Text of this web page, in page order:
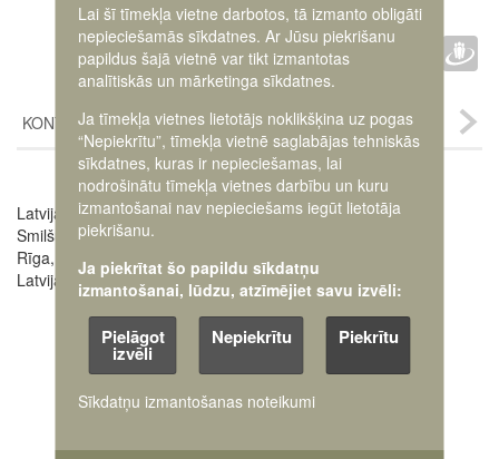
IETEIKT :
KONTAKTI
Latvijas Kara muzejs
Smilšu iela 20
Rīga, LV-1050,
Latvija
Image
Lai šī tīmekļa vietne darbotos, tā izmanto obligāti
nepieciešamās sīkdatnes. Ar Jūsu piekrišanu
papildus šajā vietnē var tikt izmantotas
analītiskās un mārketinga sīkdatnes.
Ja tīmekļa vietnes lietotājs noklikšķina uz pogas
“Nepiekrītu”, tīmekļa vietnē saglabājas tehniskās
sīkdatnes, kuras ir nepieciešamas, lai
nodrošinātu tīmekļa vietnes darbību un kuru
izmantošanai nav nepieciešams iegūt lietotāja
piekrišanu.
Ja piekrītat šo papildu sīkdatņu
izmantošanai, lūdzu, atzīmējiet savu izvēli:
Pielāgot
izvēli
Nepiekrītu Piekrītu
Sīkdatņu izmantošanas noteikumi